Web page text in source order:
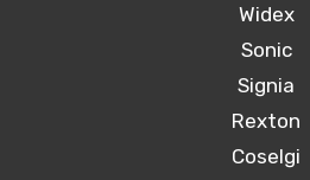
Widex
Sonic
Signia
Rexton
Coselgi